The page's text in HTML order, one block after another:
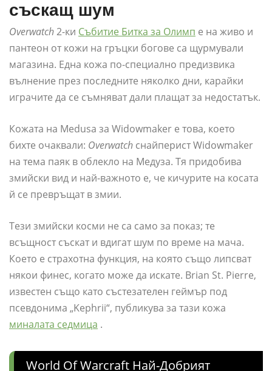
съскащ шум
Overwatch2-ки Събитие Битка за Олимп е на живо и
пантеон от кожи на гръцки богове са щурмували
магазина. Една кожа по-специално предизвика
вълнение през последните няколко дни, карайки
играчите да се съмняват дали плащат за недостатък.
Кожата на Medusa за Widowmaker е това, което
бихте очаквали: Overwatch снайперист Widowmaker
на тема паяк в облекло на Медуза. Тя придобива
змийски вид и най-важното е, че кичурите на косата
й се превръщат в змии.
Тези змийски косми не са само за показ; те
всъщност съскат и вдигат шум по време на мача.
Което е страхотна функция, на която също липсват
някои финес, когато може да искате. Brian St. Pierre,
известен също като състезателен геймър под
псевдонима „Kephrii“, публикува за тази кожа
миналата седмица .
World Of Warcraft Най-Добрият